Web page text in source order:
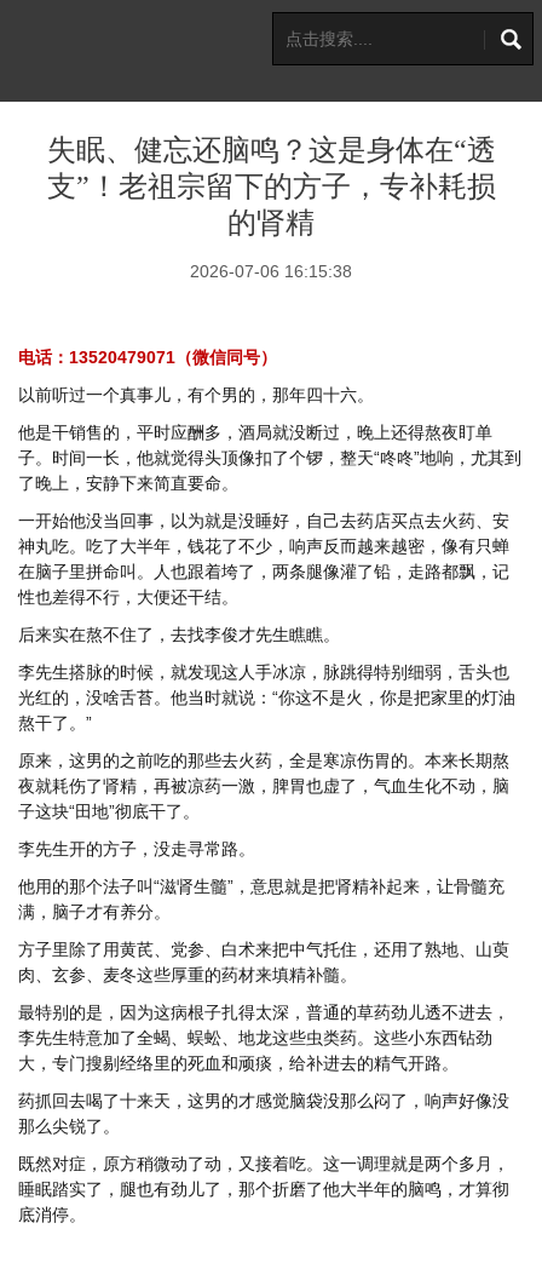
失眠、健忘还脑鸣？这是身体在“透
支”！老祖宗留下的方子，专补耗损
的肾精
2026-07-06 16:15:38
电话：13520479071（微信同号）
以前听过一个真事儿，有个男的，那年四十六。
他是干销售的，平时应酬多，酒局就没断过，晚上还得熬夜盯单
子。时间一长，他就觉得头顶像扣了个锣，整天“咚咚”地响，尤其到
了晚上，安静下来简直要命。
一开始他没当回事，以为就是没睡好，自己去药店买点去火药、安
神丸吃。吃了大半年，钱花了不少，响声反而越来越密，像有只蝉
在脑子里拼命叫。人也跟着垮了，两条腿像灌了铅，走路都飘，记
性也差得不行，大便还干结。
后来实在熬不住了，去找李俊才先生瞧瞧。
李先生搭脉的时候，就发现这人手冰凉，脉跳得特别细弱，舌头也
光红的，没啥舌苔。他当时就说：“你这不是火，你是把家里的灯油
熬干了。”
原来，这男的之前吃的那些去火药，全是寒凉伤胃的。本来长期熬
夜就耗伤了肾精，再被凉药一激，脾胃也虚了，气血生化不动，脑
子这块“田地”彻底干了。
李先生开的方子，没走寻常路。
他用的那个法子叫“滋肾生髓”，意思就是把肾精补起来，让骨髓充
满，脑子才有养分。
方子里除了用黄芪、党参、白术来把中气托住，还用了熟地、山萸
肉、玄参、麦冬这些厚重的药材来填精补髓。
最特别的是，因为这病根子扎得太深，普通的草药劲儿透不进去，
李先生特意加了全蝎、蜈蚣、地龙这些虫类药。这些小东西钻劲
大，专门搜剔经络里的死血和顽痰，给补进去的精气开路。
药抓回去喝了十来天，这男的才感觉脑袋没那么闷了，响声好像没
那么尖锐了。
既然对症，原方稍微动了动，又接着吃。这一调理就是两个多月，
睡眠踏实了，腿也有劲儿了，那个折磨了他大半年的脑鸣，才算彻
底消停。